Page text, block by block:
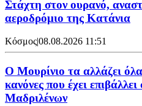
Στάχτη στον ουρανό,
αεροδρόμιο της Κατάνια
Κόσμος|08.08.2026 11:51
Ο Μουρίνιο τα αλλάζει
κανόνες που έχει
Μαδριλένων